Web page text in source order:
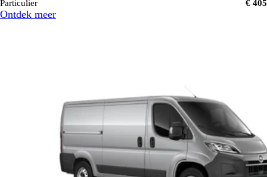
Particulier
€ 405
Ontdek meer